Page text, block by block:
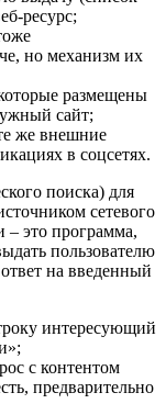
ресурс;
но механизм их
размещены
сайт;
же внешние
в соцсетях.
поиска) для
сетевого
– это программа,
пользователю
на введенный
интересующий
с контентом
предварительно